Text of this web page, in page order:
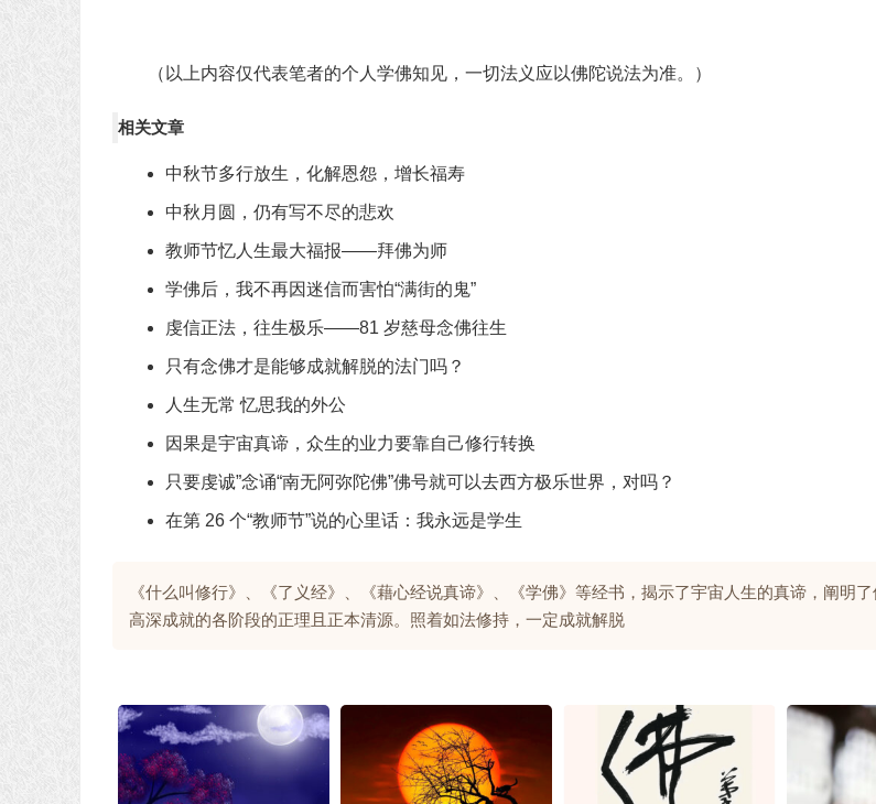
（以上内容仅代表笔者的个人学佛知见，一切法义应以佛陀说法为准。）
相关文章
中秋节多行放生，化解恩怨，增长福寿
中秋月圆，仍有写不尽的悲欢
教师节忆人生最大福报——拜佛为师
学佛后，我不再因迷信而害怕“满街的鬼”
虔信正法，往生极乐——81 岁慈母念佛往生
只有念佛才是能够成就解脱的法门吗？
人生无常 忆思我的外公
因果是宇宙真谛，众生的业力要靠自己修行转换
只要虔诚”念诵“南无阿弥陀佛”佛号就可以去西方极乐世界，对吗？
在第 26 个“教师节”说的心里话：我永远是学生
《什么叫修行》、《了义经》、《藉心经说真谛》、《学佛》等经书，揭示了宇宙人生的真谛，阐明了
高深成就的各阶段的正理且正本清源。照着如法修持，一定成就解脱